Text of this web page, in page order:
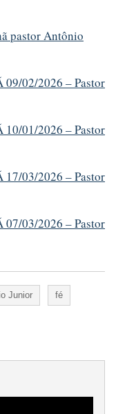
pastor Antônio
09/02/2026 – Pastor
10/01/2026 – Pastor
17/03/2026 – Pastor
07/03/2026 – Pastor
Junior fé